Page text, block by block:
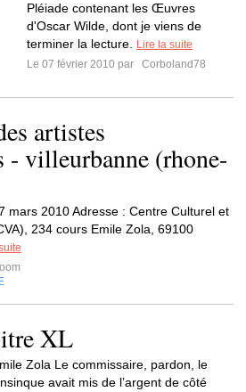
Pléiade contenant les Œuvres
d'Oscar Wilde, dont je viens de
terminer la lecture.
Lire la suite
Le 07 février 2010 par
Corboland78
artistes
villeurbanne (rhone-
mars 2010 Adresse : Centre Culturel et
234 cours Emile Zola, 69100
XL
Zola Le commissaire, pardon, le
avait mis de l’argent de côté